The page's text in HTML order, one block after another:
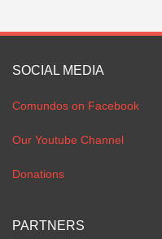
SOCIAL MEDIA
Comundos on Facebook
Our Youtube Channel
Donations
PARTNERS